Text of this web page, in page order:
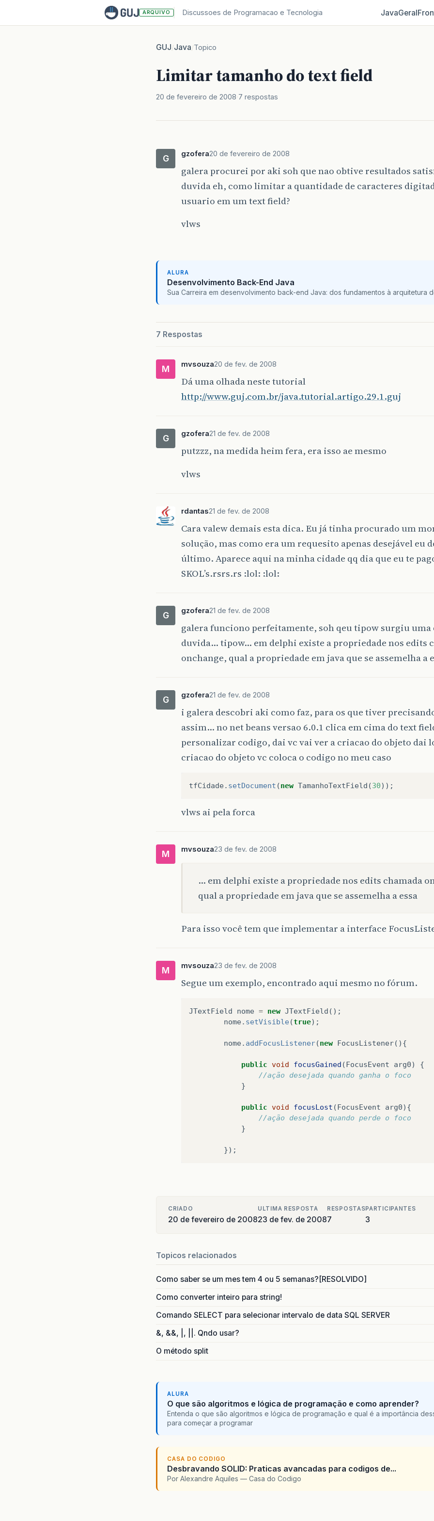
ARQUIVO Discussoes de Programacao e Tecnologia JavaGeral
GUJ/Java/Topico
Limitar tamanho do text field
20 de fevereiro de 2008 7 respostas
G gzofera20 de fevereiro de 2008
galera procurei por aki soh que nao obtive resultados
duvida eh, como limitar a quantidade de caracteres
usuario em um text field?
vlws
ALURA
Desenvolvimento Back-End Java
Sua Carreira em desenvolvimento back-end Java: dos fundamentos à arquitetura
7 Respostas
M mvsouza20 de fev. de 2008
Dá uma olhada neste tutorial
http://www.guj.com.br/java.tutorial.artigo.29.1.guj
G gzofera21 de fev. de 2008
putzzz, na medida heim fera, era isso ae mesmo
vlws
rdantas21 de fev. de 2008
Cara valew demais esta dica. Eu já tinha procurado um
solução, mas como era um requesito apenas desejável eu
último. Aparece aqui na minha cidade qq dia que eu te
SKOL’s.rsrs.rs :lol: :lol:
G gzofera21 de fev. de 2008
galera funciono perfeitamente, soh qeu tipow surgiu
duvida… tipow… em delphi existe a propriedade nos edits
onchange, qual a propriedade em java que se assemelha a
G gzofera21 de fev. de 2008
i galera descobri aki como faz, para os que tiver
assim… no net beans versao 6.0.1 clica em cima do text
personalizar codigo, dai vc vai ver a criacao do objeto dai
criacao do objeto vc coloca o codigo no meu caso
tfCidade. setDocument (new TamanhoTextField (30));
vlws ai pela forca
M mvsouza23 de fev. de 2008
… em delphi existe a propriedade nos edits chamada
qual a propriedade em java que se assemelha a essa
Para isso você tem que implementar a interface
M mvsouza23 de fev. de 2008
Segue um exemplo, encontrado aqui mesmo no fórum.
JTextField nome = new JTextField ();
nome. setVisible(true);
nome. addFocusListener(new FocusListener(){
public void focusGained (FocusEvent arg0)
{
//ação desejada quando ganha o foco
}
public void focusLost (FocusEvent arg0){
//ação desejada quando perde o foco
}
});
CRIADO
20 de fevereiro de 2008
ULTIMA RESPOSTA
23 de fev. de 2008
RESPOSTAS
7
PARTICIPANTES
3
Topicos relacionados
Como saber se um mes tem 4 ou 5 semanas?[RESOLVIDO]
Como converter inteiro para string!
Comando SELECT para selecionar intervalo de data SQL SERVER
&, &&, |, ||. Qndo usar?
O método split
ALURA
O que são algoritmos e lógica de programação e como aprender?
Entenda o que são algoritmos e lógica de programação e qual é a importância
para começar a programar
CASA DO CODIGO
Desbravando SOLID: Praticas avancadas para codigos de...
Por Alexandre Aquiles — Casa do Codigo